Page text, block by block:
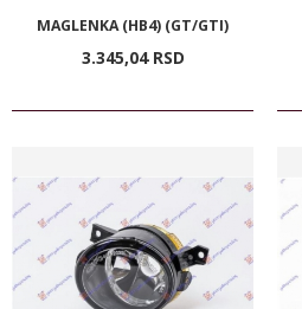
MAGLENKA (HB4) (GT/GTI)
3.345,04 RSD